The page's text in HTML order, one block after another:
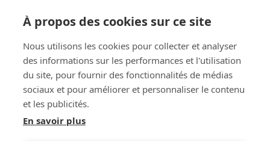
À propos des cookies sur ce site
Nous utilisons les cookies pour collecter et analyser
des informations sur les performances et l'utilisation
du site, pour fournir des fonctionnalités de médias
sociaux et pour améliorer et personnaliser le contenu
et les publicités.
En savoir plus